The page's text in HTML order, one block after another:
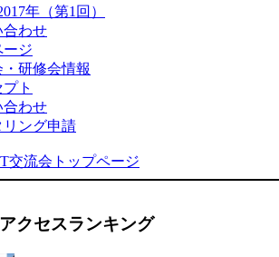
年（第1回）
合わせ
ージ
研修会情報
ト
合わせ
リング申請
交流会トップページ
クセスランキング